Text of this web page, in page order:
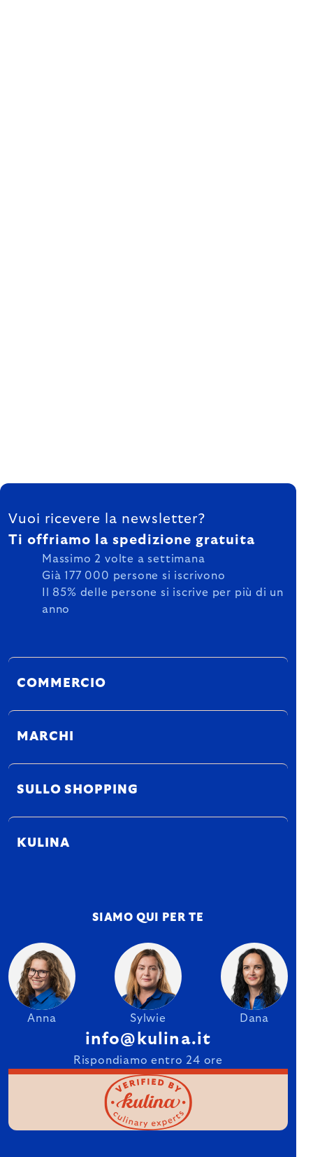
FOOTER
Vuoi ricevere la newsletter?
Ti offriamo la spedizione gratuita
Massimo 2 volte a settimana
Già 177 000 persone si iscrivono
Il 85% delle persone si iscrive per più di un
anno
COMMERCIO
MARCHI
SULLO SHOPPING
KULINA
SIAMO QUI PER TE
Anna Sylwie Dana
info@kulina.it
Rispondiamo entro 24 ore